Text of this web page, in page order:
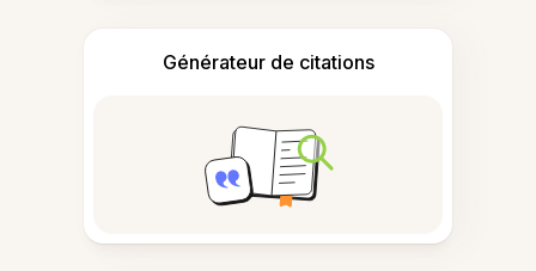
Générateur de citations